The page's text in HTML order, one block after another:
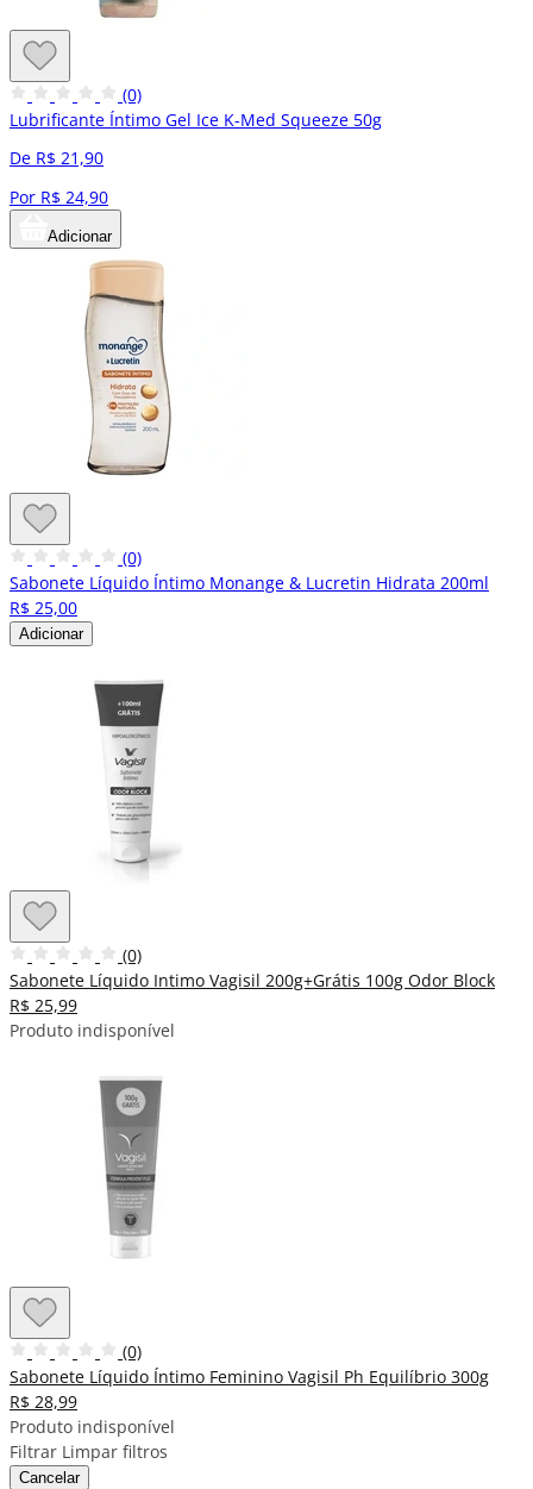
(0)
Lubrificante Íntimo Gel Ice K-Med Squeeze 50g
De R$ 21,90
Por R$ 24,90
Adicionar
(0)
Sabonete Líquido Íntimo Monange & Lucretin Hidrata 200ml
R$ 25,00
Adicionar
(0)
Sabonete Líquido Intimo Vagisil 200g+Grátis 100g Odor Block
R$ 25,99
Produto indisponível
(0)
Sabonete Líquido Íntimo Feminino Vagisil Ph Equilíbrio 300g
R$ 28,99
Produto indisponível
Filtrar Limpar filtros
Cancelar